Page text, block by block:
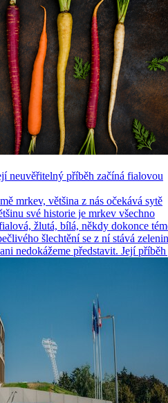
neuvěřitelný příběh začíná fialovou
mrkev, většina z nás očekává sytě
své historie je mrkev všechno
žlutá, bílá, někdy dokonce
šlechtění se z ní stává
nedokážeme představit. Její příběh